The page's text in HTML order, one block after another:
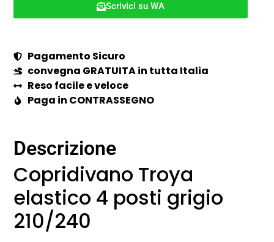
Scrivici su WA
Pagamento Sicuro
convegna GRATUITA in tutta Italia
Reso facile e veloce
Paga in CONTRASSEGNO
Descrizione
Copridivano Troya
elastico 4 posti grigio
210/240